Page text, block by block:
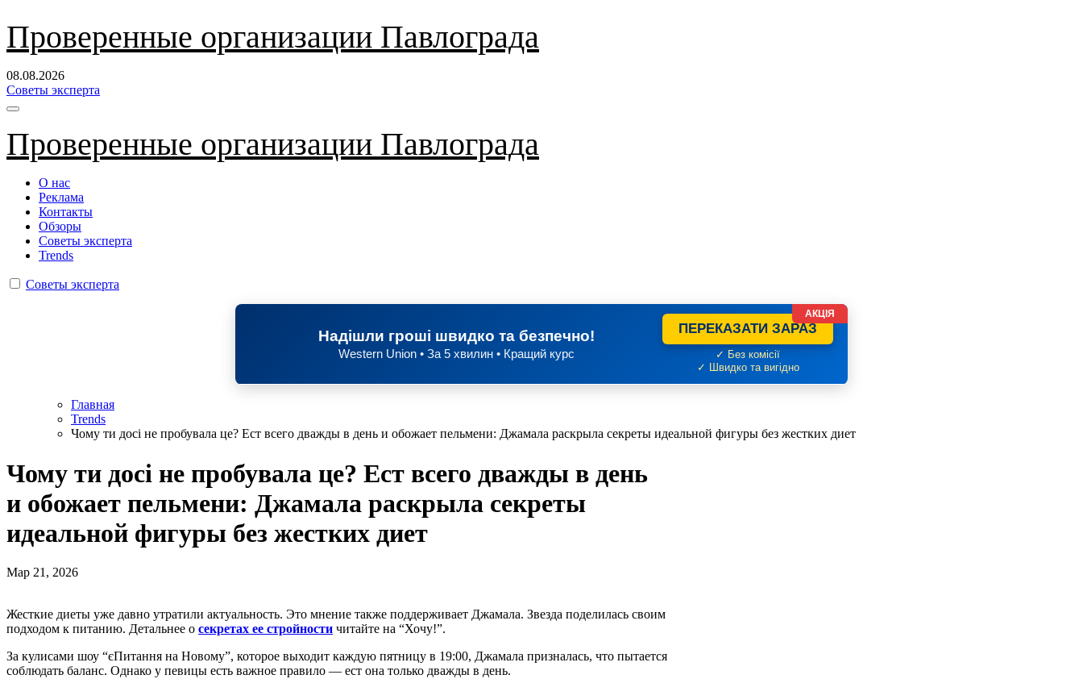
Перейти
содержанию
Проверенные организации Павлограда
08.08.2026
Советы эксперта
Проверенные организации Павлограда
О нас
Реклама
Контакты
Обзоры
Советы эксперта
Trends
Советы эксперта
Надішли гроші швидко та безпечно!
Western Union • За 5 хвилин • Кращий курс
ПЕРЕКАЗАТИ ЗАРАЗ
✓ Без комісії
✓ Швидко та вигідно
АКЦІЯ
Главная
Trends
Чому ти досі не пробувала це? Ест всего дважды в день и обожает пельмени: Джамала раскрыла секреты идеальной фигуры без жестких диет
Чому ти досі не пробувала це? Ест всего дважды в день
и обожает пельмени: Джамала раскрыла секреты
идеальной фигуры без жестких диет
Мар 21, 2026
Жесткие диеты уже давно утратили актуальность. Это мнение также поддерживает Джамала. Звезда поделилась своим
подходом к питанию. Детальнее о секретах ее стройности читайте на “Хочу!”.
За кулисами шоу “єПитання на Новому”, которое выходит каждую пятницу в 19:00, Джамала призналась, что пытается
соблюдать баланс. Однако у певицы есть важное правило — ест она только дважды в день.